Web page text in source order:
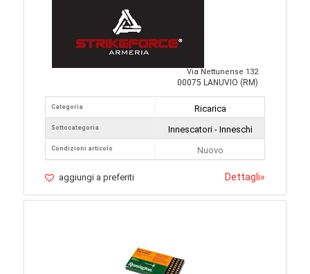
Via Nettunense 132
00075 LANUVIO (RM)
Categoria
Sottocategoria
Condizioni articolo
Ricarica
Innescatori - Inneschi
Nuovo
aggiungi a preferiti Dettagli»